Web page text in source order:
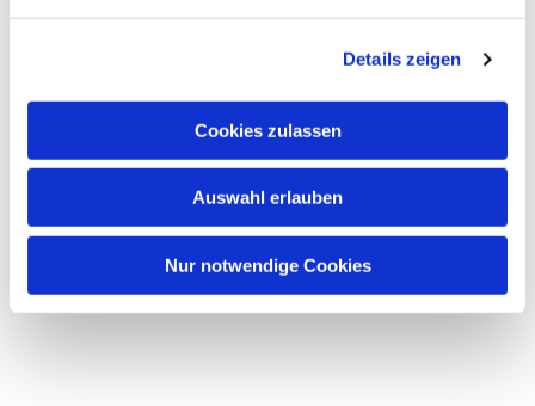
Details zeigen
Cookies zulassen
Auswahl erlauben
Nur notwendige Cookies